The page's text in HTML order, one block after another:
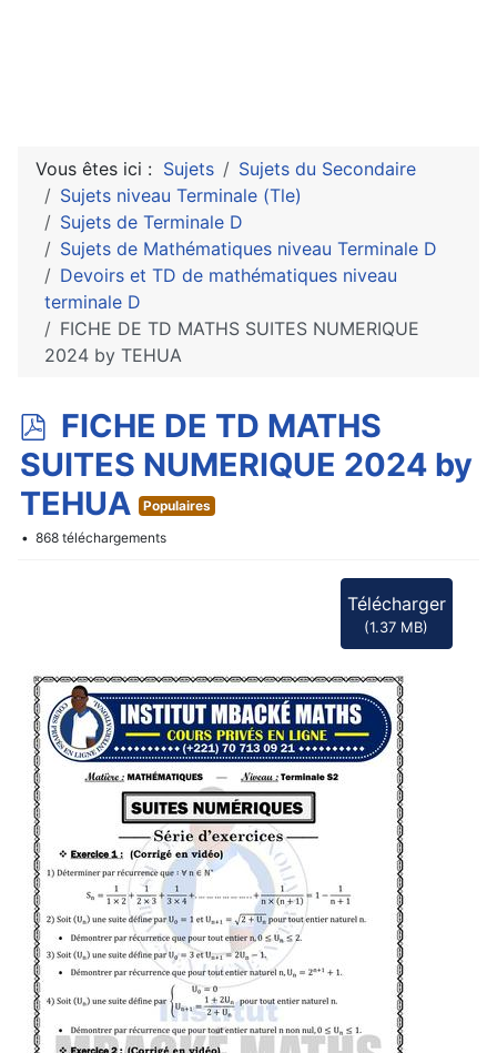
Vous êtes ici : Sujets
Sujets du Secondaire
Sujets niveau Terminale (Tle)
Sujets de Terminale D
Sujets de Mathématiques niveau Terminale D
Devoirs et TD de mathématiques niveau
terminale D
FICHE DE TD MATHS SUITES NUMERIQUE
2024 by TEHUA
p
d
f
FICHE DE TD MATHS
SUITES NUMERIQUE 2024 by
TEHUA
Populaires
868 téléchargements
Télécharger
(1.37 MB)